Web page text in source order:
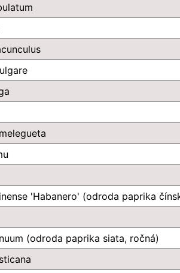
'Habanero' (odroda paprika
(odroda paprika siata, ročná)